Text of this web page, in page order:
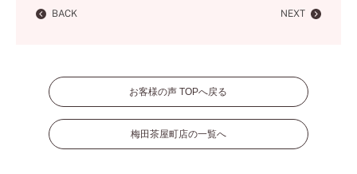
BACK NEXT
お客様の声 TOPへ戻る
梅田茶屋町店の一覧へ